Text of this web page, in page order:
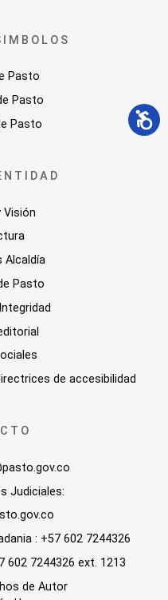
Pasto
Pasto
Pasto
Visión
Alcaldía
Pasto
de accesibilidad
Judiciales:
: +57 602 7244326
602 7244326 ext. 1213
de Autor